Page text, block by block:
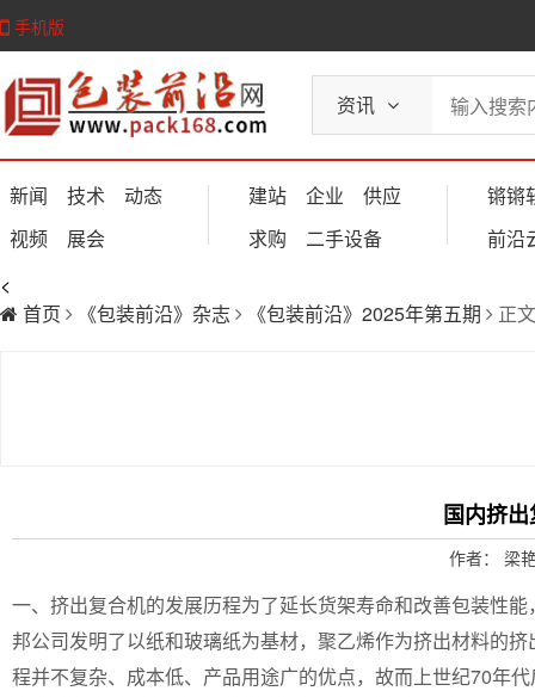
手机版
资讯
新闻 技术
动态
视频
展会
建站 企业
供应
求购
二手设备
锵锵
前沿
<
首页
《包装前沿》杂志 《包装前沿》2025年第五期 正文
国内挤
作者： 梁
一、挤出复合机的发展历程为了延长货架寿命和改善包装性
邦公司发明了以纸和玻璃纸为基材，聚乙烯作为挤出材料的
程并不复杂、成本低、产品用途广的优点，故而上世纪70年